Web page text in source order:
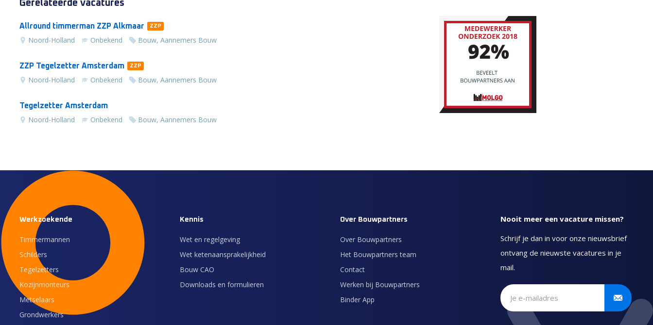
Gerelateerde vacatures
Allround timmerman ZZP Alkmaar ZZP
Noord-Holland Onbekend Bouw, Aannemers Bouw
ZZP Tegelzetter Amsterdam ZZP
Noord-Holland Onbekend Bouw, Aannemers Bouw
Tegelzetter Amsterdam
Noord-Holland Onbekend Bouw, Aannemers Bouw
Werkzoekende
Timmermannen
Schilders
Tegelzetters
Kozijnmonteurs
Metselaars
Grondwerkers
Kennis
Wet en regelgeving
Wet ketenaansprakelijkheid
Bouw CAO
Downloads en formulieren
Over Bouwpartners
Over Bouwpartners
Het Bouwpartners team
Contact
Werken bij Bouwpartners
Binder App
Nooit meer een vacature missen?
Schrijf je dan in voor onze nieuwsbrief
ontvang de nieuwste vacatures in je
mail.
Schrijf je in voor onze
nieuwsbrief